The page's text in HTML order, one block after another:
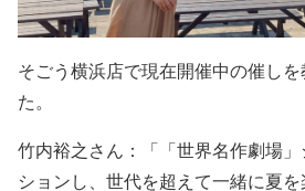
そごう横浜店で現在開催中の催し
た。
竹内裕之さん：「「世界名作劇場
ションし、世代を超えて一緒に夏